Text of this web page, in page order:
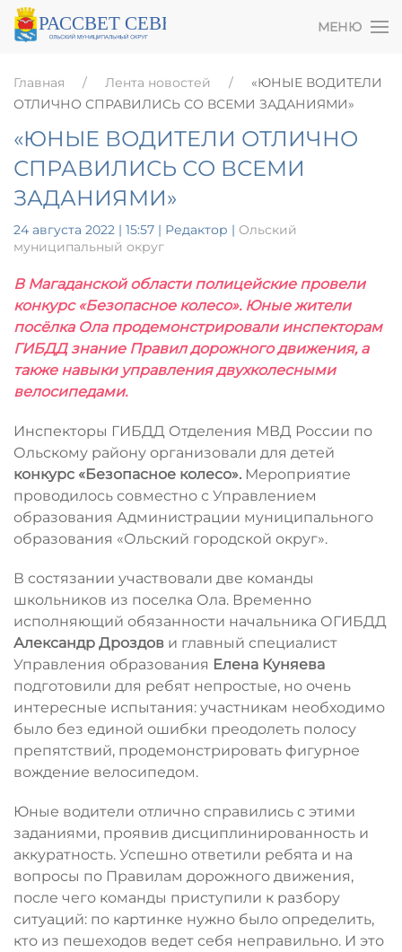
МЕНЮ
Главная Лента новостей
«ЮНЫЕ ВОДИТЕЛИ
ОТЛИЧНО СПРАВИЛИСЬ СО ВСЕМИ ЗАДАНИЯМИ»
«ЮНЫЕ ВОДИТЕЛИ ОТЛИЧНО
СПРАВИЛИСЬ СО ВСЕМИ
ЗАДАНИЯМИ»
24 августа 2022 | 15:57 | Редактор | Ольский
муниципальный округ
В Магаданской области полицейские провели
конкурс «Безопасное колесо». Юные жители
посёлка Ола продемонстрировали инспекторам
ГИБДД знание Правил дорожного движения, а
также навыки управления двухколесными
велосипедами.
Инспекторы ГИБДД Отделения МВД России по
Ольскому району организовали для детей
конкурс «Безопасное колесо». Мероприятие
проводилось совместно с Управлением
образования Администрации муниципального
образования «Ольский городской округ».
В состязании участвовали две команды
школьников из поселка Ола. Временно
исполняющий обязанности начальника ОГИБДД
Александр Дроздов и главный специалист
Управления образования Елена Куняева
подготовили для ребят непростые, но очень
интересные испытания: участникам необходимо
было без единой ошибки преодолеть полосу
препятствий, продемонстрировать фигурное
вождение велосипедом.
Юные водители отлично справились с этими
заданиями, проявив дисциплинированность и
аккуратность. Успешно ответили ребята и на
вопросы по Правилам дорожного движения,
после чего команды приступили к разбору
ситуаций: по картинке нужно было определить,
кто из пешеходов ведет себя неправильно. И это